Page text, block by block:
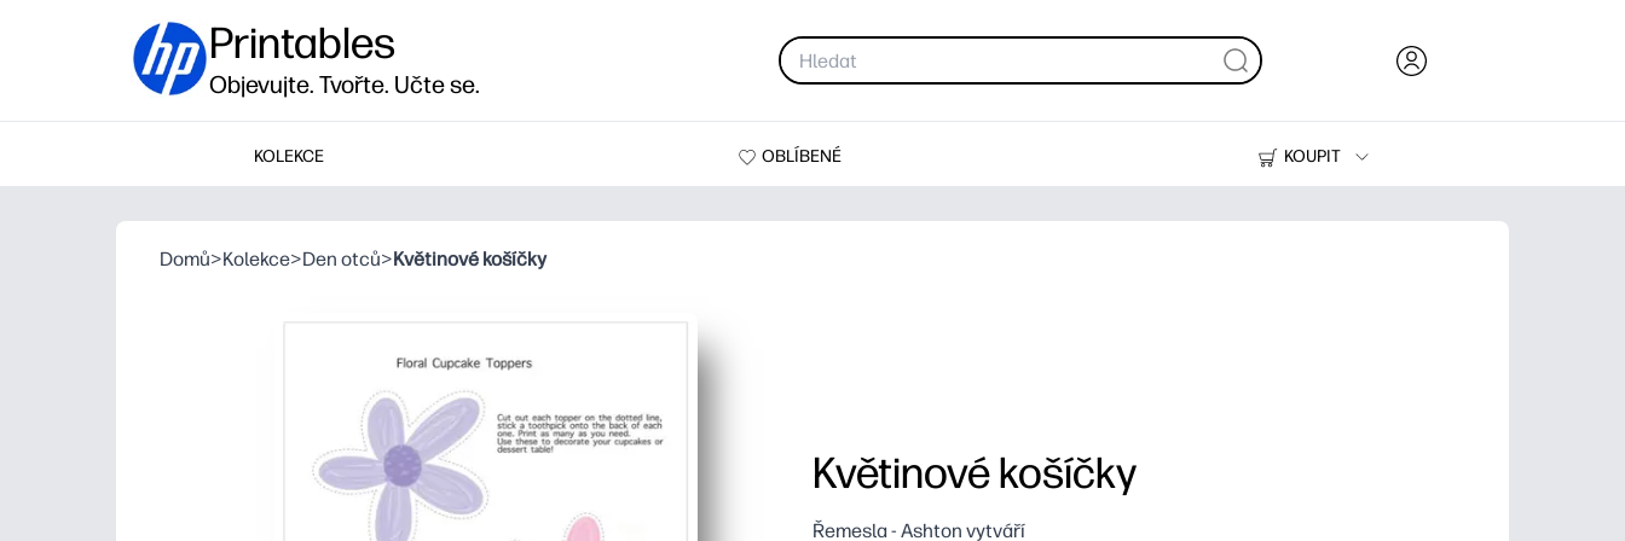
Printables
Objevujte. Tvořte. Učte se.
KOLEKCE OBLÍBENÉ
KOUPIT
Tiskárny
Domů>Kolekce>Den otců>Květinové košíčky
Květinové košíčky
Řemesla - Ashton vytváří